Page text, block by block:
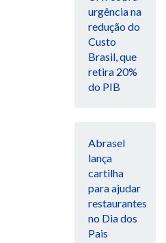
urgência na
redução do
Custo
Brasil, que
retira 20%
do PIB
Abrasel
lança
cartilha
para ajudar
restaurantes
no Dia dos
Pais